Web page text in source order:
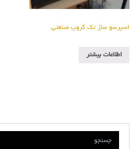
اسپرسو ساز تک گروپ صنعتی
اطلاعات بیشتر